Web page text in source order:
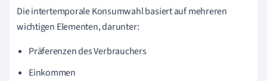
Die intertemporale Konsumwahl basiert auf mehreren
wichtigen Elementen, darunter:
Präferenzen des Verbrauchers
Einkommen